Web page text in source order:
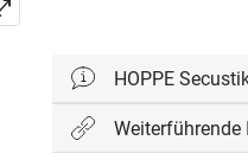
HOPPE
Die Secustik®-